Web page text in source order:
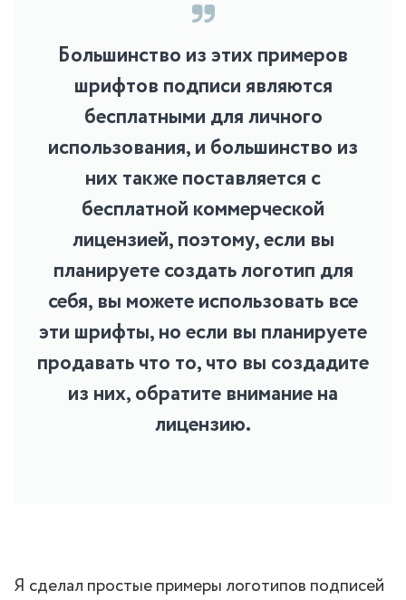
Большинство из этих примеров
шрифтов подписи являются
бесплатными для личного
использования, и большинство из
них также поставляется с
бесплатной коммерческой
лицензией, поэтому, если вы
планируете создать логотип для
себя, вы можете использовать все
эти шрифты, но если вы планируете
продавать что то, что вы cоздадите
из них, обратите внимание на
лицензию.
Я сделал простые примеры логотипов подписей